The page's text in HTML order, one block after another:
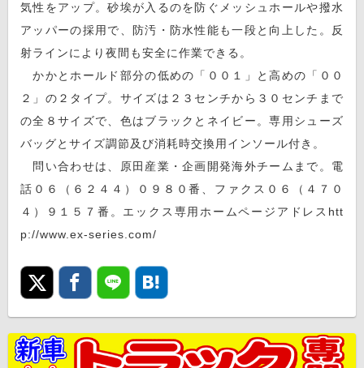
気性をアップ。砂埃が入るのを防ぐメッシュホールや撥水
アッパーの採用で、防汚・防水性能も一段と向上した。反
射ラインにより夜間も安全に作業できる。
かかとホールド部分の低めの「００１」と高めの「００
２」の２タイプ。サイズは２３センチから３０センチまで
の全８サイズで、色はブラックとネイビー。専用シューズ
バッグとサイズ調節及び消耗時交換用インソール付き。
問い合わせは、原田産業・企画開発海外チームまで。電
話０６（６２４４）０９８０番、ファクス０６（４７０
４）９１５７番。エックス専用ホームページアドレスhtt
p://www.ex-series.com/